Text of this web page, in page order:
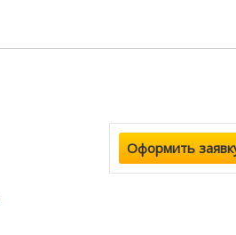
Оформить